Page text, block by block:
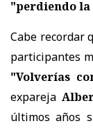
"perdiendo la
Cabe recordar
participantes
"Volverías
expareja
últimos años